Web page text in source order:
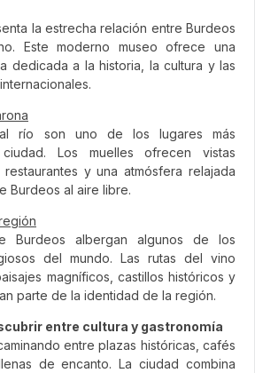
la estrecha relación entre Burdeos
Este moderno museo ofrece una
dedicada a la historia, la cultura y las
río son uno de los lugares más
Los muelles ofrecen vistas
restaurantes y una atmósfera relajada
Burdeos al aire libre.
Burdeos albergan algunos de los
del mundo. Las rutas del vino
magníficos, castillos históricos y
parte de la identidad de la región.
entre cultura y gastronomía
entre plazas históricas, cafés
de encanto. La ciudad combina